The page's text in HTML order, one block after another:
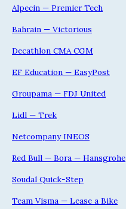
Alpecin — Premier Tech
Bahrain — Victorious
Decathlon CMA CGM
EF Education — EasyPost
Groupama — FDJ United
Lidl — Trek
Netcompany INEOS
Red Bull — Bora — Hansgrohe
Soudal Quick-Step
Team Visma — Lease a Bike